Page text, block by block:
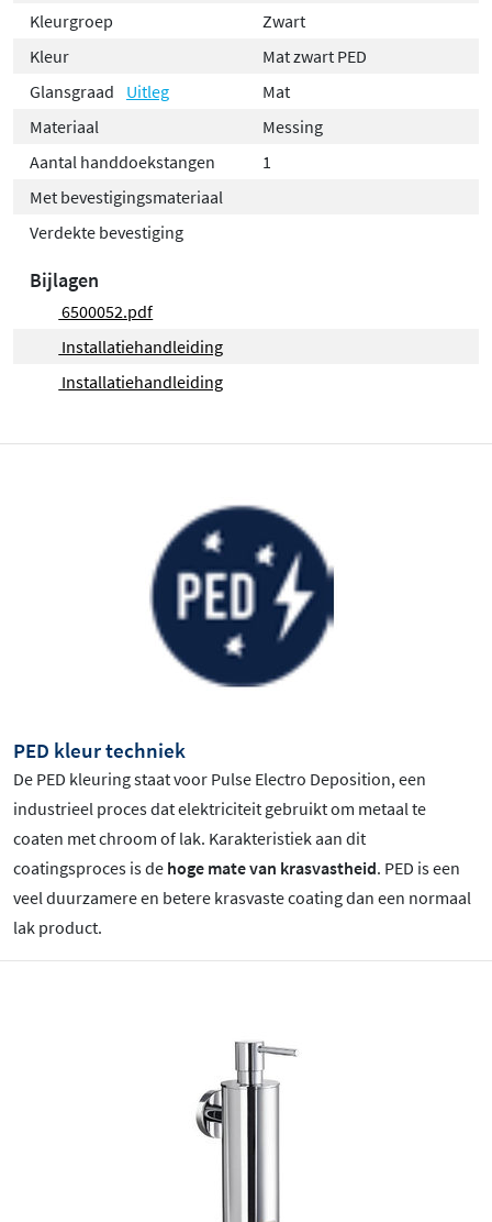
Kleurgroep
Zwart
Kleur
Mat zwart PED
Glansgraad
Uitleg
Mat
Materiaal
Messing
Aantal handdoekstangen
1
Met bevestigingsmateriaal
Verdekte bevestiging
Bijlagen
6500052.pdf
Installatiehandleiding
Installatiehandleiding
PED kleur techniek
De PED kleuring staat voor Pulse Electro Deposition, een
industrieel proces dat elektriciteit gebruikt om metaal te
coaten met chroom of lak. Karakteristiek aan dit
coatingsproces is de hoge mate van krasvastheid. PED is een
veel duurzamere en betere krasvaste coating dan een normaal
lak product.